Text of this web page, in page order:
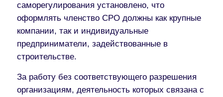
саморегулирования установлено, что
оформлять членство СРО должны как крупные
компании, так и индивидуальные
предприниматели, задействованные в
строительстве.
За работу без соответствующего разрешения
организациям, деятельность которых связана с